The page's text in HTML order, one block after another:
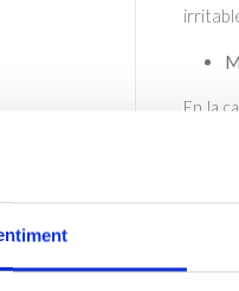
En la
solo
La piel